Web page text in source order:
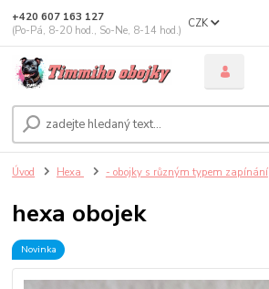
CZK
+420 607 163 127
(Po-Pá, 8-20 hod., So-Ne, 8-14 hod.)
Úvod Hexa - obojky s různým typem zapínání
hexa obojek
Novinka